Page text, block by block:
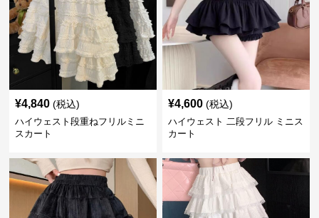
¥4,840 (税込)
ハイウェスト段重ねフリルミニ
スカート
¥4,600 (税込)
ハイウェスト 二段フリル ミニス
カート